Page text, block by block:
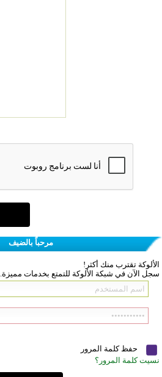
مرحباً بالضيف
الألوكة تقترب منك أكثر!
سجل الآن في شبكة الألوكة للتمتع بخدمات مميزة.
حفظ كلمة المرور
نسيت كلمة المرور؟